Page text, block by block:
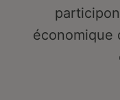
économique